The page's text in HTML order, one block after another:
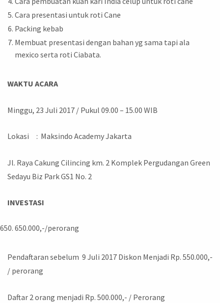
Cara presentasi untuk roti Cane
Packing kebab
Membuat presentasi dengan bahan yg sama tapi ala
mexico serta roti Ciabata.
WAKTU ACARA
Minggu, 23 Juli 2017 / Pukul 09.00 – 15.00 WIB
Lokasi : Maksindo Academy Jakarta
Jl. Raya Cakung Cilincing km. 2 Komplek Pergudangan Green
Sedayu Biz Park GS1 No. 2
INVESTASI
650.000,-/perorang
Pendaftaran sebelum 9 Juli 2017 Diskon Menjadi Rp. 550.000,-
/ perorang
Daftar 2 orang menjadi Rp. 500.000,- / Perorang